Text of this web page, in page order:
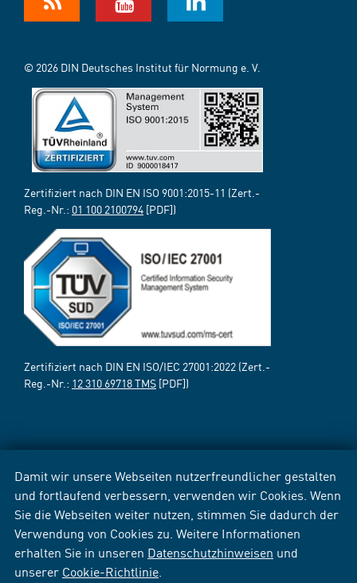
Damit wir unsere Webseiten nutzerfreundlicher gestalten
und fortlaufend verbessern, verwenden wir Cookies. Wenn
Sie die Webseiten weiter nutzen, stimmen Sie dadurch der
Verwendung von Cookies zu. Weitere Informationen
erhalten Sie in unseren Datenschutzhinweisen und
unserer Cookie-Richtlinie
© 2026 DIN Deutsches Institut für Normung e. V.
Zertifiziert nach DIN EN ISO 9001:2015-11 (Zert.-
Reg.-Nr.: 01 100 2100794 [PDF])
Zertifiziert nach DIN EN ISO/IEC 27001:2022 (Zert.-
Reg.-Nr.: 12 310 69718 TMS [PDF])